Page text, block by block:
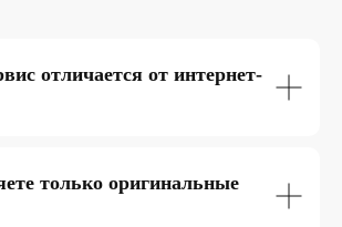
отличается от интернет-
только оригинальные